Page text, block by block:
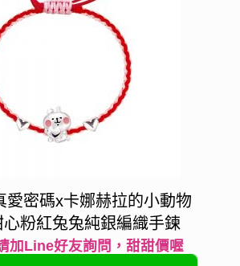
愛密碼x卡娜赫拉的小動物
粉紅兔兔純銀編織手鍊
加Line好友詢問，甜甜價喔